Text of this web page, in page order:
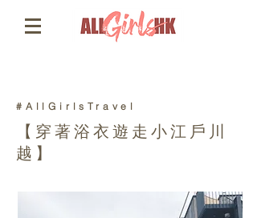
#AllGirlsTravel
【穿著浴衣遊走小江戶川
越】